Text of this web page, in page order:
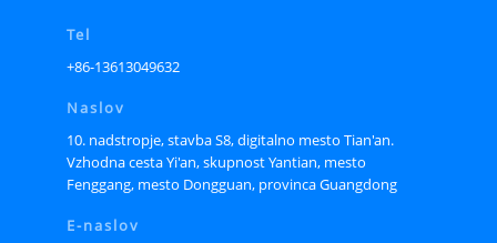
Tel
+86-13613049632
Naslov
10. nadstropje, stavba S8, digitalno mesto Tian'an.
Vzhodna cesta Yi'an, skupnost Yantian, mesto
Fenggang, mesto Dongguan, provinca Guangdong
E-naslov